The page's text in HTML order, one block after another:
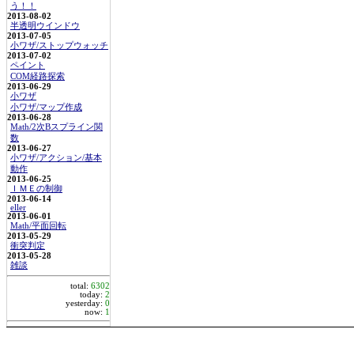
う！！
2013-08-02
半透明ウインドウ
2013-07-05
小ワザ/ストップウォッチ
2013-07-02
ペイント
COM経路探索
2013-06-29
小ワザ
小ワザ/マップ作成
2013-06-28
Math/2次Bスプライン関
数
2013-06-27
小ワザ/アクション/基本
動作
2013-06-25
ＩＭＥの制御
2013-06-14
eller
2013-06-01
Math/平面回転
2013-05-29
衝突判定
2013-05-28
雑談
total: 6302
today: 2
yesterday: 0
now: 1